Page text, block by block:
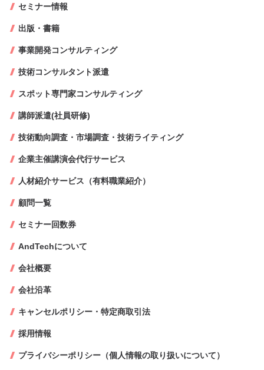
セミナー情報
出版・書籍
事業開発コンサルティング
技術コンサルタント派遣
スポット専門家コンサルティング
講師派遣(社員研修)
技術動向調査・市場調査・技術ライティング
企業主催講演会代行サービス
人材紹介サービス（有料職業紹介）
顧問一覧
セミナー回数券
AndTechについて
会社概要
会社沿革
キャンセルポリシー・特定商取引法
採用情報
プライバシーポリシー（個人情報の取り扱いについて）